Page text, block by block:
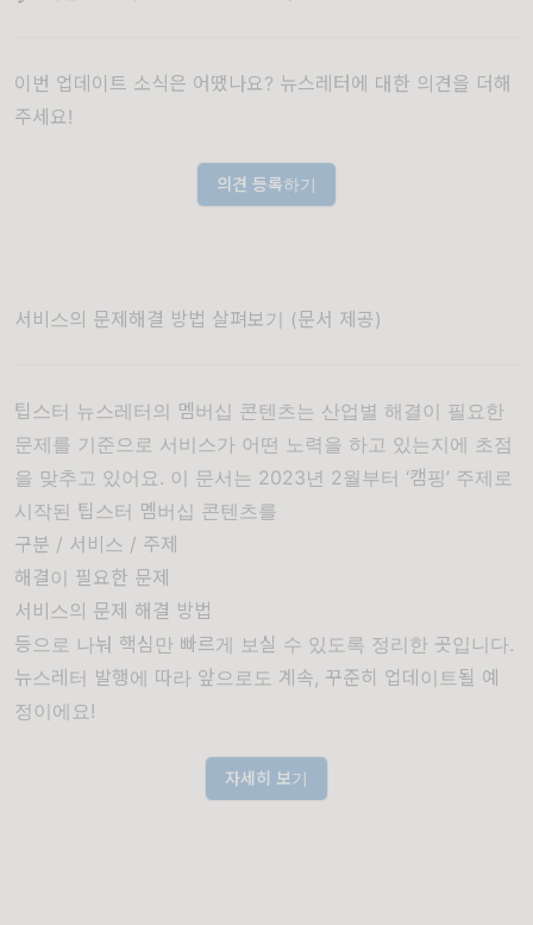
이번 업데이트 소식은 어땠나요? 뉴스레터에 대한 의견을 더해
주세요!
의견 등록하기
서비스의 문제해결 방법 살펴보기 (문서 제공)
팁스터 뉴스레터의 멤버십 콘텐츠는 산업별 해결이 필요한
문제를 기준으로 서비스가 어떤 노력을 하고 있는지에 초점
을 맞추고 있어요. 이 문서는 2023년 2월부터 ‘캠핑’ 주제로
시작된 팁스터 멤버십 콘텐츠를
구분 / 서비스 / 주제
해결이 필요한 문제
서비스의 문제 해결 방법
등으로 나눠 핵심만 빠르게 보실 수 있도록 정리한 곳입니다.
뉴스레터 발행에 따라 앞으로도 계속, 꾸준히 업데이트될 예
정이에요!
자세히 보기